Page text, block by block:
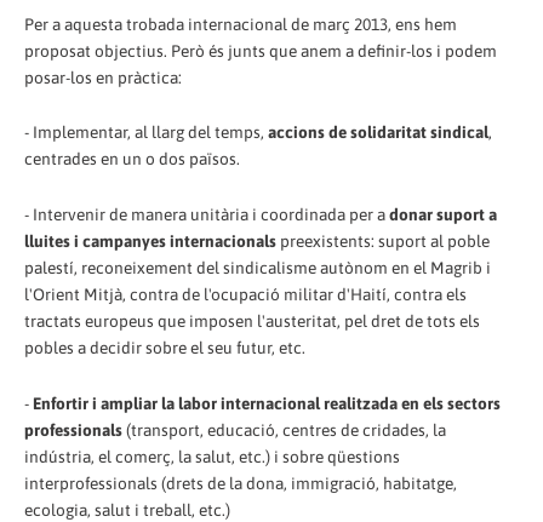
Per a aquesta trobada internacional de març 2013, ens hem
proposat objectius. Però és junts que anem a definir-los i podem
posar-los en pràctica:
- Implementar, al llarg del temps, accions de solidaritat sindical,
centrades en un o dos països.
- Intervenir de manera unitària i coordinada per adonar suport a
lluites i campanyes internacionals preexistents: suport al poble
palestí, reconeixement del sindicalisme autònom en el Magrib i
l'Orient Mitjà, contra de l'ocupació militar d'Haití, contra els
tractats europeus que imposen l'austeritat, pel dret de tots els
pobles a decidir sobre el seu futur, etc.
- Enfortir i ampliar la labor internacional realitzada en els sectors
professionals(transport, educació, centres de cridades, la
indústria, el comerç, la salut, etc.) i sobre qüestions
interprofessionals (drets de la dona, immigració, habitatge,
ecologia, salut i treball, etc.)